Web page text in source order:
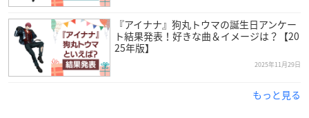
『アイナナ』狗丸トウマの誕生日アンケー
ト結果発表！好きな曲＆イメージは？【20
25年版】
2025年11月29日
もっと見る